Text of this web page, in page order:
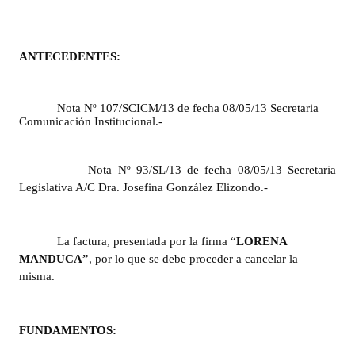
Digesto
DOCUMENTOS
Informes de Gestión
Proyectos Presentados
Actas de Sesión
Ejecución Presupuestaria
ANTECEDENTES:
Nota Nº 107/SCICM/13 de fecha 08/05/13 Secretaria
Comunicación Institucional.-
Nota Nº 93/SL/13 de fecha 08/05/13 Secretaria
Legislativa A/C Dra. Josefina González Elizondo.-
La factura, presentada por la firma “LORENA
MANDUCA”, por lo que se debe proceder a cancelar la
misma.
FUNDAMENTOS: